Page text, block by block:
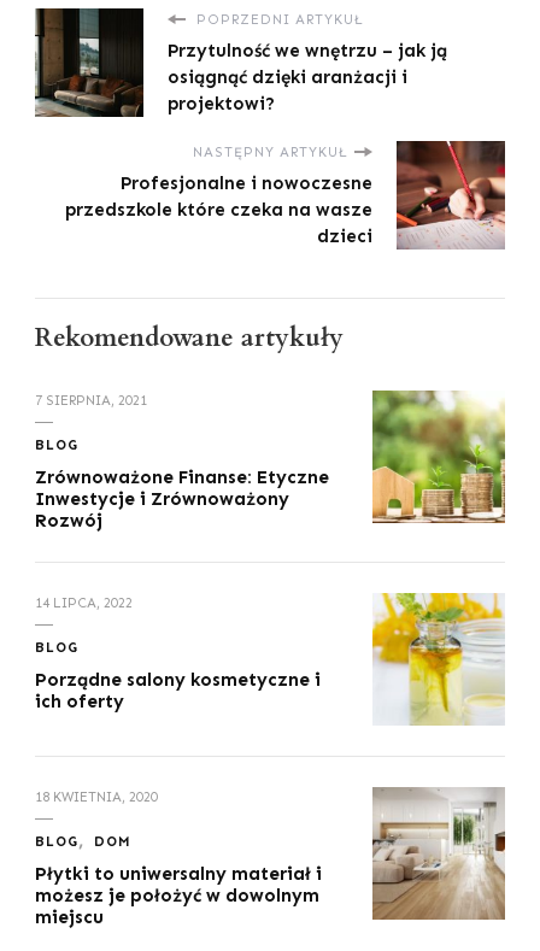
POPRZEDNI ARTYKUŁ
Przytulność we wnętrzu – jak ją
osiągnąć dzięki aranżacji i
projektowi?
NASTĘPNY ARTYKUŁ
Profesjonalne i nowoczesne
przedszkole które czeka na wasze
dzieci
Rekomendowane artykuły
7 SIERPNIA, 2021
BLOG
Zrównoważone Finanse: Etyczne
Inwestycje i Zrównoważony
Rozwój
14 LIPCA, 2022
BLOG
Porządne salony kosmetyczne i
ich oferty
18 KWIETNIA, 2020
BLOG DOM
Płytki to uniwersalny materiał i
możesz je położyć w dowolnym
miejscu